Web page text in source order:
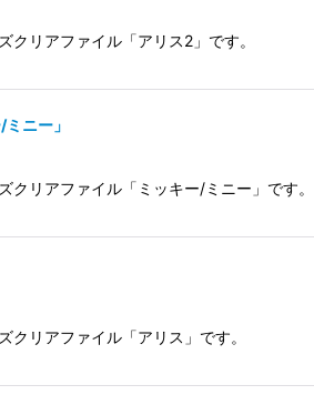
クリアファイル「アリス2」です。
ニー」
クリアファイル「ミッキー/ミニー」です。
クリアファイル「アリス」です。